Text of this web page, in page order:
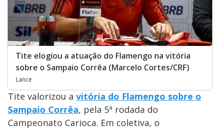
Tite elogiou a atuação do Flamengo na vitória
sobre o Sampaio Corrêa (Marcelo Cortes/CRF)
Lance
Tite valorizou a vitória do Flamengo sobre o
Sampaio Corrêa, pela 5ª rodada do
Campeonato Carioca. Em coletiva, o